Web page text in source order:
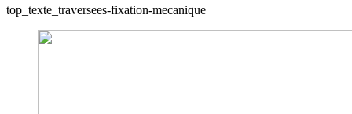
top_texte_traversees-fixation-mecanique